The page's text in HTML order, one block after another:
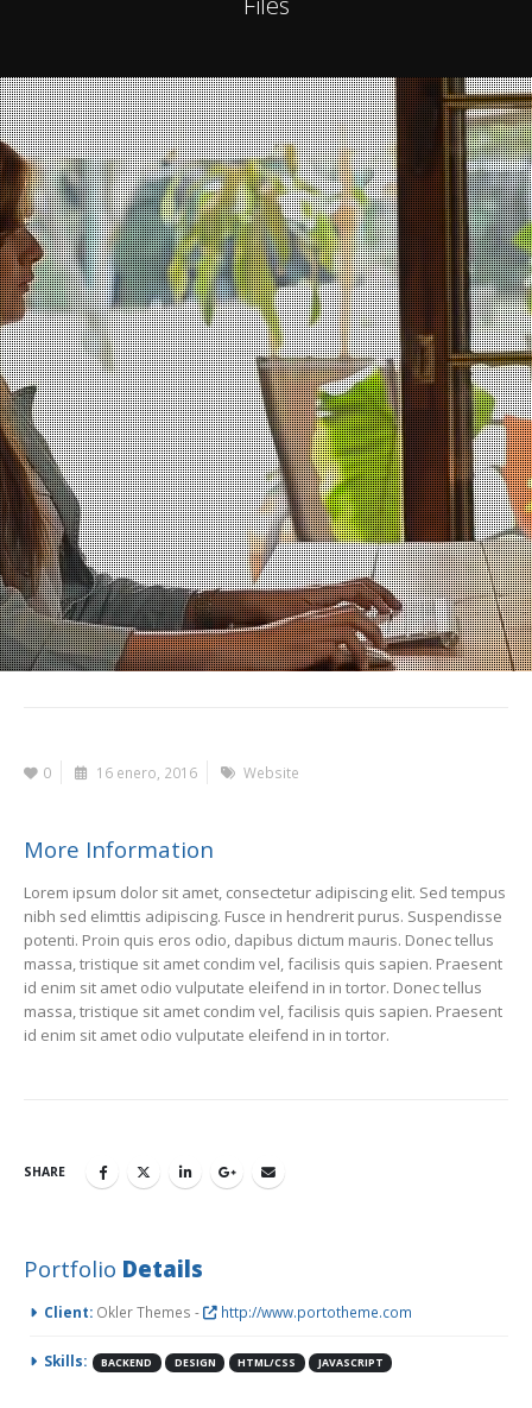
0 16 enero, 2016 Website
More Information
Lorem ipsum dolor sit amet, consectetur adipiscing elit. Sed tempus
nibh sed elimttis adipiscing. Fusce in hendrerit purus. Suspendisse
potenti. Proin quis eros odio, dapibus dictum mauris. Donec tellus
massa, tristique sit amet condim vel, facilisis quis sapien. Praesent
id enim sit amet odio vulputate eleifend in in tortor. Donec tellus
massa, tristique sit amet condim vel, facilisis quis sapien. Praesent
id enim sit amet odio vulputate eleifend in in tortor.
SHARE
Portfolio Details
Client: Okler Themes - http://www.portotheme.com
Skills: BACKEND DESIGN HTML/CSS JAVASCRIPT